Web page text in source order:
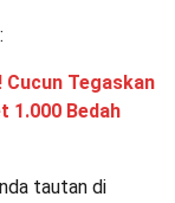
Cucun Tegaskan
1.000 Bedah
tautan di